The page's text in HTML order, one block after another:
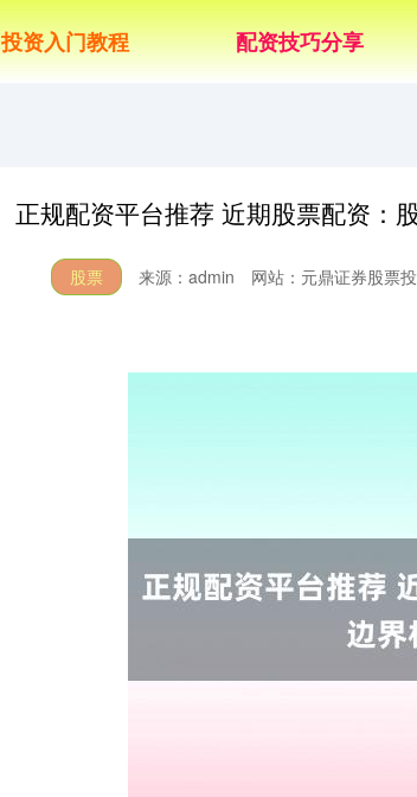
投资入门教程 配资技巧分享
正规配资平台推荐 近期股票配资：
股票 来源：admin 网站：元鼎证券股票